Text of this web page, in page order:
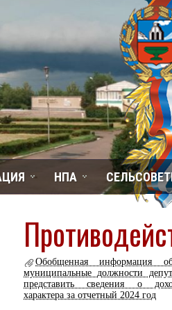
НПА
Обобщенная информация
муниципальные должности
представить сведения о
характера за отчетный 2024 год